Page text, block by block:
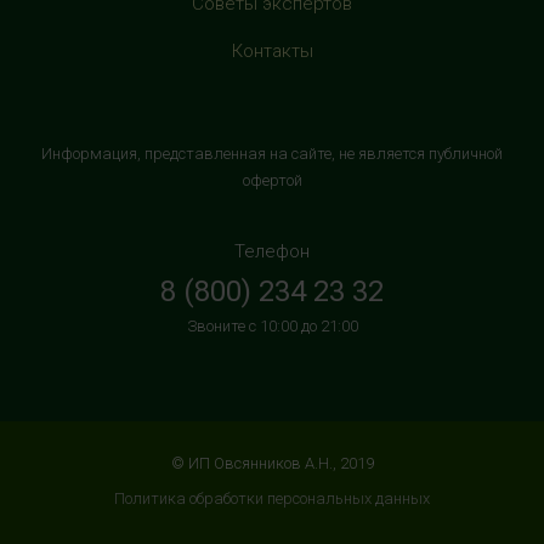
магазином "М.Видео"
Домодедово
с 10:00 до 22:00 (без выходных)
с 10:00 до 22:00 (без выходных)
Контакты
Информация, представленная на сайте, не является публичной
офертой
Телефон
8 (800) 234 23 32
Звоните с 10:00 до 21:00
© ИП Овсянников А.Н., 2019
Политика обработки персональных данных